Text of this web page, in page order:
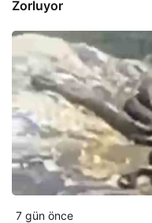
Zorluyor
7 gün önce